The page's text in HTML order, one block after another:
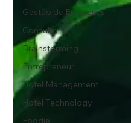
Gestão de Empresas
Consultoria
Brainstorming
Entrepreneur
Hotel Management
Hotel Technology
Foddie